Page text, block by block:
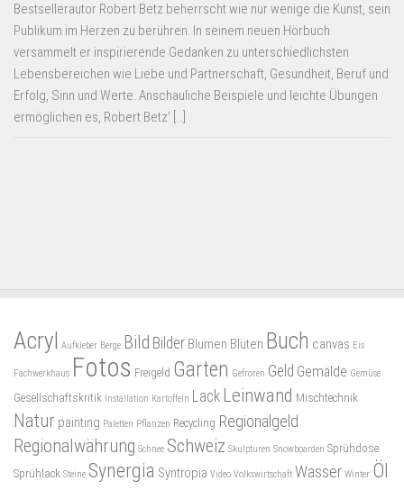
Bestsellerautor Robert Betz beherrscht wie nur wenige die Kunst, sein
Publikum im Herzen zu berühren. In seinem neuen Hörbuch
versammelt er inspirierende Gedanken zu unterschiedlichsten
Lebensbereichen wie Liebe und Partnerschaft, Gesundheit, Beruf und
Erfolg, Sinn und Werte. Anschauliche Beispiele und leichte Übungen
ermöglichen es, Robert Betz' […]
Acryl Aufkleber Berge Bild Bilder Blumen Blüten Buch canvas Eis
Fachwerkhaus Fotos Freigeld Garten Gefroren Geld Gemälde Gemüse
Gesellschaftskritik Installation Kartoffeln Lack Leinwand Mischtechnik
Natur painting Paletten Pflanzen Recycling Regionalgeld
Regionalwährung Schnee Schweiz Skulpturen Snowboarden Sprühdose
Sprühlack Steine Synergia Syntropia Video Volkswirtschaft Wasser Winter Öl